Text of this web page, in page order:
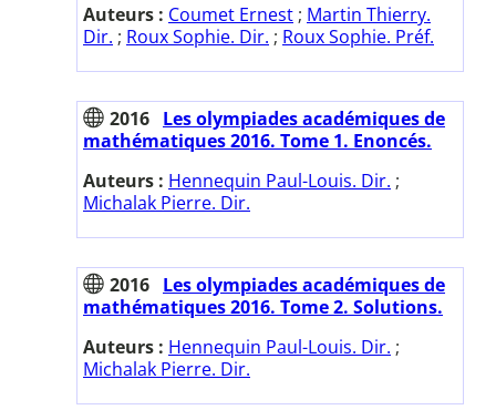
Auteurs : Coumet Ernest ; Martin Thierry.
Dir. ; Roux Sophie. Dir. ; Roux Sophie. Préf.
2016 Les olympiades académiques de
mathématiques 2016. Tome 1. Enoncés.
Auteurs : Hennequin Paul-Louis. Dir. ;
Michalak Pierre. Dir.
2016 Les olympiades académiques de
mathématiques 2016. Tome 2. Solutions.
Auteurs : Hennequin Paul-Louis. Dir. ;
Michalak Pierre. Dir.